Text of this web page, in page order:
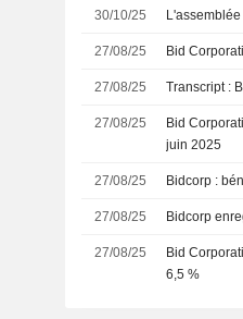
30/10/25
27/08/25 Bid
27/08/25 Transcript :
27/08/25
Bid
juin 2025
27/08/25 Bidcorp :
27/08/25 Bidcorp
27/08/25
Bid
6,5 %